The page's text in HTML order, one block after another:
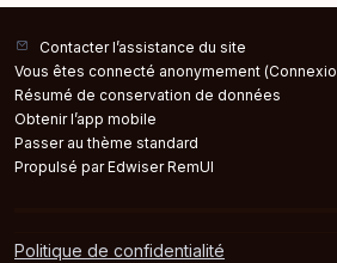
Contacter l’assistance du site
Vous êtes connecté anonymement (
Résumé de conservation de données
Obtenir l’app mobile
Passer au thème standard
Propulsé par Edwiser RemUI
Politique de confidentialité